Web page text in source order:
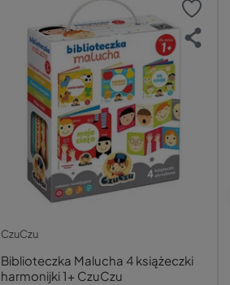
CzuCzu
Biblioteczka Malucha 4 książeczki
harmonijki 1+ CzuCzu